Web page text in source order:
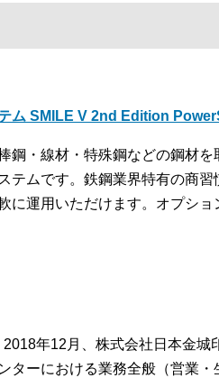
ム SMILE V 2nd Edition
鋼・線材・特殊鋼などの鋼材
テムです。鉄鋼業界特有の商
に運用いただけます。オプシ
年12月、株式会社日本金城
ターにおける業務全般（営業